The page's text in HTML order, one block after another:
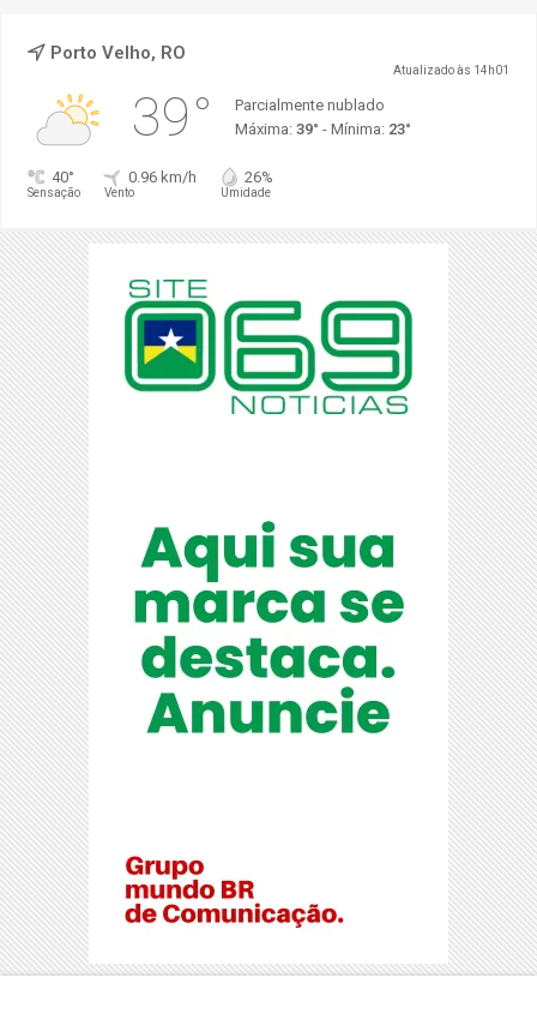
Porto Velho, RO
Atualizado às 14h01
39°
Parcialmente nublado
Máxima: 39° - Mínima: 23°
40°
Sensação
0.96 km/h
Vento
26%
Umidade